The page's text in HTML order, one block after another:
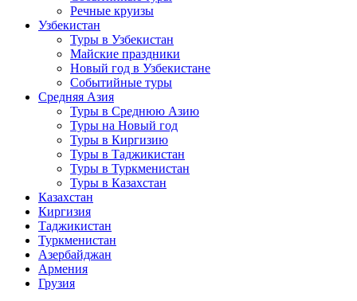
Речные круизы
Узбекистан
Туры в Узбекистан
Майские праздники
Новый год в Узбекистане
Событийные туры
Средняя Азия
Туры в Среднюю Азию
Туры на Новый год
Туры в Киргизию
Туры в Таджикистан
Туры в Туркменистан
Туры в Казахстан
Казахстан
Киргизия
Таджикистан
Туркменистан
Азербайджан
Армения
Грузия